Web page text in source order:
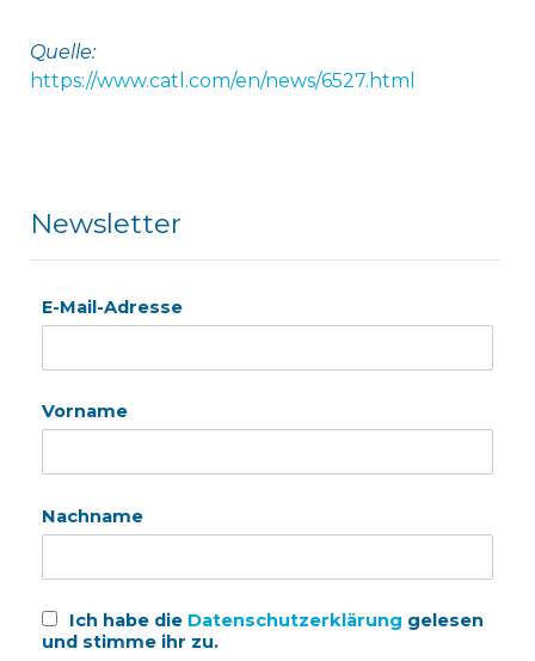
Quelle:
https://www.catl.com/en/news/6527.html
Newsletter
E-Mail-Adresse
Vorname
Nachname
Ich habe die Datenschutzerklärung gelesen
und stimme ihr zu.